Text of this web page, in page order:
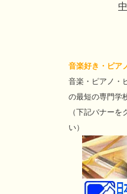
音楽好き・ピア
音楽・ピアノ・
の最短の専門学
（下記バナーを
い）